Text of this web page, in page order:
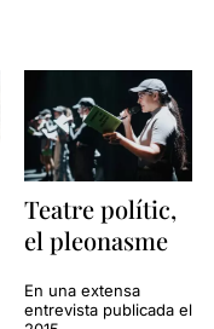
Teatre polític,
el pleonasme
En una extensa
entrevista publicada el